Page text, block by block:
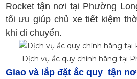
Rocket tận nơi tại Phường
tối ưu giúp chủ xe tiết kiệm
khi di chuyển.
Dịch vụ ắc quy chính hãng tại
Giao và lắp đặt ắc quy tận